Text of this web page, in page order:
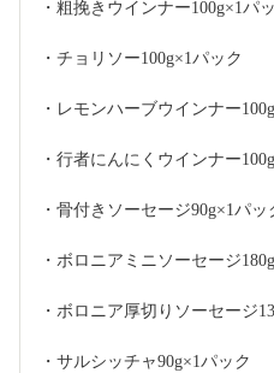
・粗挽きウインナー100g×1パ
・チョリソー100g×1パック
・レモンハーブウインナー
・行者にんにくウインナー
・骨付きソーセージ90g×1パッ
・ボロニアミニソーセージ
・ボロニア厚切りソーセージ
・サルシッチャ90g×1パック